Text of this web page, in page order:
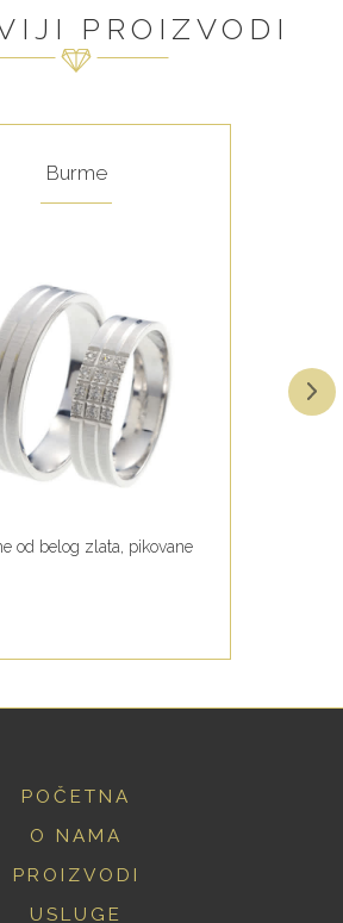
PROIZVODI
Burme
od belog zlata, pikovane
POČETNA
O NAMA
PROIZVODI
USLUGE